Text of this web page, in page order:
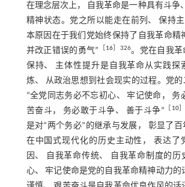
在理念层次上， 自我革命是一种具有斗争
精神状态。党之所以能走在前列、 保持
本原因在于我们党始终保持了自我革命精
并改正错误的勇气”
16 ］326。党在自我革
保持、 主体性提升是自我革命从实践探
炼、 从政治思想到社会现实的过程。党
“全党同志务必不忘初心、 牢记使命， 务
苦奋斗， 务必敢于斗争、 善于斗争”
10
是对“两个务必”的继承与发展， 彰显了
在中国式现代化的历史主动性， 表达了
因、 自我革命传统、 自我革命制度的历
心、 牢记使命是党的自我革命精神动力的